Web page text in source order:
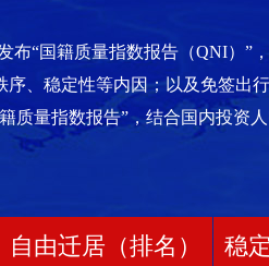
布“国籍质量指数报告（QNI）”
、稳定性等内因；以及免签出
质量指数报告”，结合国内投资
自由迁居（排名） 稳